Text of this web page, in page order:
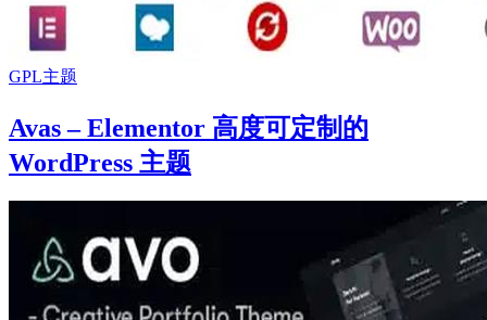
GPL主题
Avas – Elementor 高度可定制的
WordPress 主题